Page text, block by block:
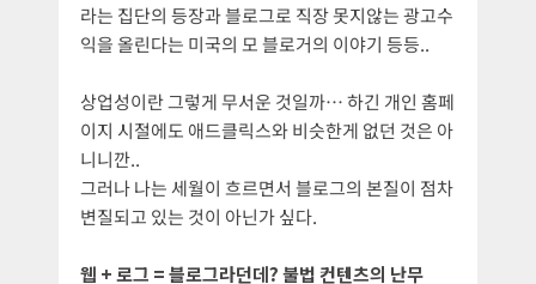
라는 집단의 등장과 블로그로 직장 못지않는 광고수
익을 올린다는 미국의 모 블로거의 이야기 등등..
상업성이란 그렇게 무서운 것일까… 하긴 개인 홈페
이지 시절에도 애드클릭스와 비슷한게 없던 것은 아
니니깐..
그러나 나는 세월이 흐르면서 블로그의 본질이 점차
변질되고 있는 것이 아닌가 싶다.
웹 + 로그 = 블로그라던데? 불법 컨텐츠의 난무